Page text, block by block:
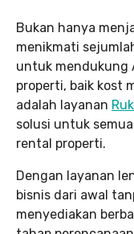
Bukan hanya
menikmati
untuk mendukung
properti, baik kost
adalah layanan
solusi untuk
rental properti.
Dengan layanan
bisnis dari awal
menyediakan